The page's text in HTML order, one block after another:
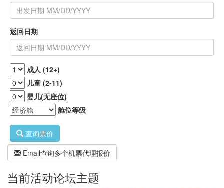
返回日期
成人 (12+)
儿童 (2-11)
婴儿(无座位)
舱位等级
查询票价
Email查询多个机票代理报价
当前活动论坛主题